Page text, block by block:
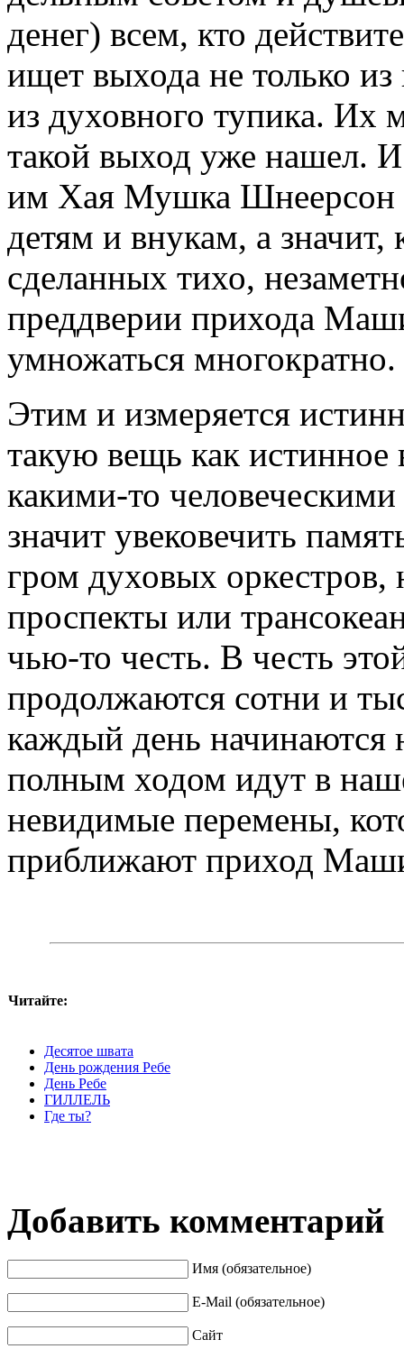
денег) всем, кто
ищет выхода не только
из духовного тупика. Их
такой выход уже нашел.
им Хая Мушка Шнеерсон
детям и внукам, а
сделанных тихо,
преддверии прихода
умножаться многократно.
Этим и измеряется
такую вещь как
какими-то
значит увековечить
гром духовых
проспекты или
чью-то честь. В честь
продолжаются сотни и
каждый день начинаются
полным ходом идут в
невидимые перемены,
приближают приход
Читайте:
Десятое швата
День рождения Ребе
День Ребе
ГИЛЛЕЛЬ
Где ты?
Добавить комментарий
Имя (обязательное)
E-Mail (обязательное)
Сайт